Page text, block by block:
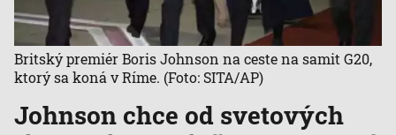
Johnson chce od svetových
Britský premiér Boris Johnson na ceste na samit G20,
ktorý sa koná v Ríme. (Foto: SITA/AP)